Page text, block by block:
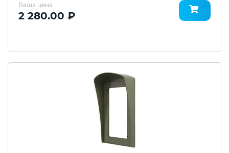
Ваша цена
2 280.00 ₽